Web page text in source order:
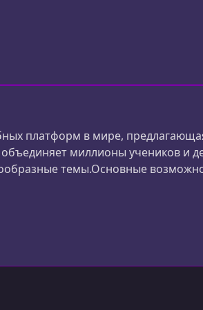
платформ в мире,
объединяет миллионы учеников и
темы.Основные
психологии и личной
из разных